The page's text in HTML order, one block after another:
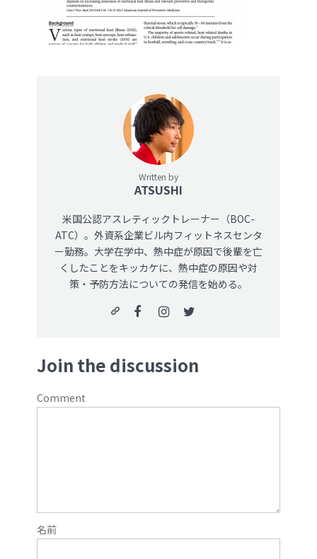
Written by
ATSUSHI
米国公認アスレティックトレーナー（BOC-
ATC）。外資系企業ビル内フィットネスセンタ
ー勤務。大学在学中、熱中症が原因で後輩を亡
くしたことをキッカケに、熱中症の原因や対
策・予防方法についての発信を始める。
Join the discussion
Comment
名前